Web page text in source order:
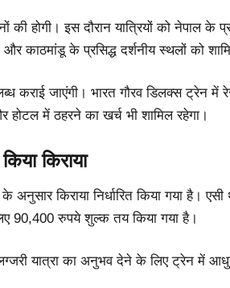
की होगी। इस दौरान यात्रियों को नेपाल के
काठमांडू के प्रसिद्ध दर्शनीय स्थलों को
कराई जाएंगी। भारत गौरव डिलक्स ट्रेन
होटल में ठहरने का खर्च भी शामिल रहेगा।
किराया
अनुसार किराया निर्धारित किया गया है।
90,400 रुपये शुल्क तय किया गया है।
यात्रा का अनुभव देने के लिए ट्रेन में